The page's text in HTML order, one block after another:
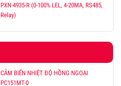
PXN-4935-R (0-100% LEL, 4-20MA, RS485,
Relay)
CẢM BIẾN NHIỆT ĐỘ HỒNG NGOẠI
PC151MT-0